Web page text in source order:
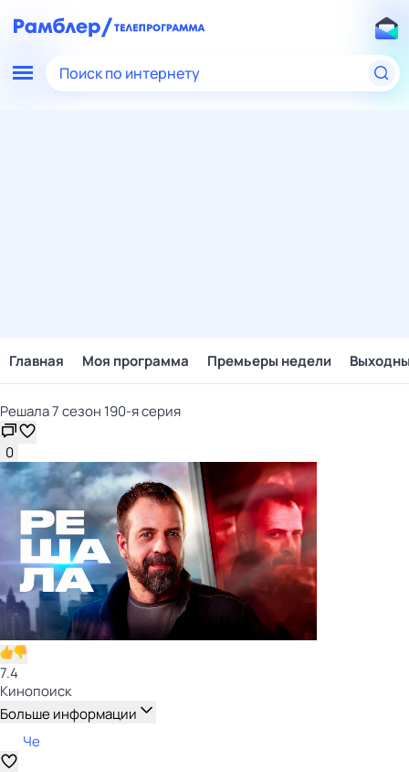
Поиск по интернету
Главная Моя программа Премьеры недели
Решала 7 сезон 190-я серия
0
7.4
Кинопоиск
Больше информации
Че